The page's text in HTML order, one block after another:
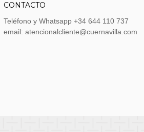
CONTACTO
Teléfono y Whatsapp +34 644 110 737
email: atencionalcliente@cuernavilla.com